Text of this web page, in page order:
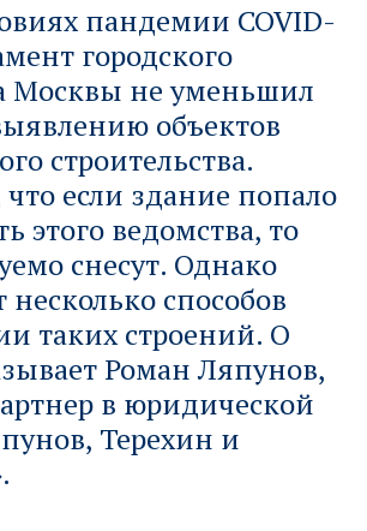
пандемии COVID-
городского
Москвы не уменьшил
объектов
строительства.
что если здание попало
этого ведомства, то
снесут. Однако
несколько способов
таких строений. О
Роман Ляпунов,
в юридической
Терехин и